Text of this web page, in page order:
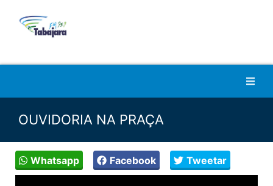
OUVIDORIA NA PRAÇA
Whatsapp Facebook Tweetar